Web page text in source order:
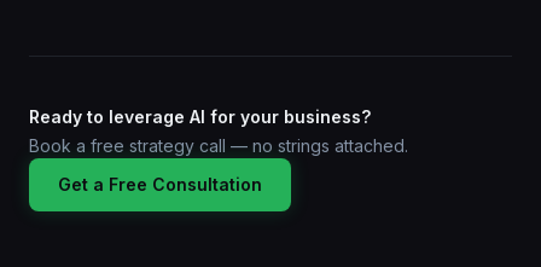
Ready to leverage AI for your business?
Book a free strategy call — no strings attached.
Get a Free Consultation